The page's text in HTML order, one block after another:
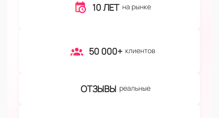
10 ЛЕТ на рынке
50 000+ клиентов
ОТЗЫВЫ реальные